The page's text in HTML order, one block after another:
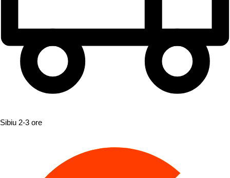
Sibiu 2-3 ore